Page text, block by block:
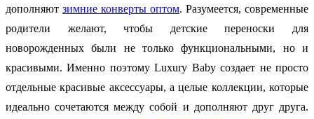
дополняют зимние конверты оптом. Разумеется, современные
родители желают, чтобы детские переноски для
новорожденных были не только функциональными, но и
красивыми. Именно поэтому Luxury Baby создает не просто
отдельные красивые аксессуары, а целые коллекции, которые
идеально сочетаются между собой и дополняют друг друга.